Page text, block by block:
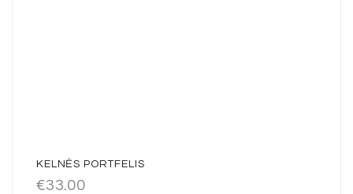
KELNĖS PORTFELIS
€33.00